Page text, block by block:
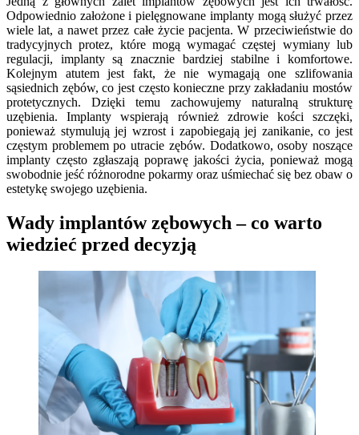
Odpowiednio założone i pielęgnowane implanty mogą służyć przez
wiele lat, a nawet przez całe życie pacjenta. W przeciwieństwie do
tradycyjnych protez, które mogą wymagać częstej wymiany lub
regulacji, implanty są znacznie bardziej stabilne i komfortowe.
Kolejnym atutem jest fakt, że nie wymagają one szlifowania
sąsiednich zębów, co jest często konieczne przy zakładaniu mostów
protetycznych. Dzięki temu zachowujemy naturalną strukturę
uzębienia. Implanty wspierają również zdrowie kości szczęki,
ponieważ stymulują jej wzrost i zapobiegają jej zanikanie, co jest
częstym problemem po utracie zębów. Dodatkowo, osoby noszące
implanty często zgłaszają poprawę jakości życia, ponieważ mogą
swobodnie jeść różnorodne pokarmy oraz uśmiechać się bez obaw o
estetykę swojego uzębienia.
Wady implantów zębowych – co warto
wiedzieć przed decyzją